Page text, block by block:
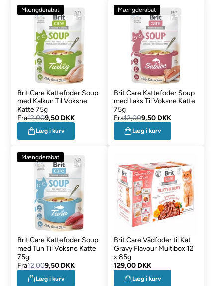
Mængderabat
Brit Care Kattefoder Soup
med Kalkun Til Voksne
Katte 75g
Fra12,009,50 DKK
Læg i kurv
Mængderabat
Brit Care Kattefoder Soup
med Laks Til Voksne Katte
75g
Fra12,009,50 DKK
Læg i kurv
Mængderabat
Brit Care Kattefoder Soup
med Tun Til Voksne Katte
75g
Fra12,009,50 DKK
Læg i kurv
Brit Care Vådfoder til Kat
Gravy Flavour Multibox 12
x 85g
129,00 DKK
Læg i kurv